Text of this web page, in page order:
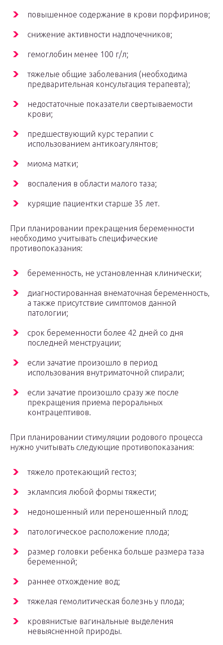
повышенное содержание в крови порфиринов;
снижение активности надпочечников;
гемоглобин менее 100 г/л;
тяжелые общие заболевания (необходима
предварительная консультация терапевта);
недостаточные показатели свертываемости
крови;
предшествующий курс терапии с
использованием антикоагулянтов;
миома матки;
воспаления в области малого таза;
курящие пациентки старше 35 лет.
При планировании прекращения беременности
необходимо учитывать специфические
противопоказания:
беременность, не установленная клинически;
диагностированная внематочная беременность,
а также присутствие симптомов данной
патологии;
срок беременности более 42 дней со дня
последней менструации;
если зачатие произошло в период
использования внутриматочной спирали;
если зачатие произошло сразу же после
прекращения приема пероральных
контрацептивов.
При планировании стимуляции родового процесса
нужно учитывать следующие противопоказания:
тяжело протекающий гестоз;
эклампсия любой формы тяжести;
недоношенный или переношенный плод;
патологическое расположение плода;
размер головки ребенка больше размера таза
беременной;
раннее отхождение вод;
тяжелая гемолитическая болезнь у плода;
кровянистые вагинальные выделения
невыясненной природы.